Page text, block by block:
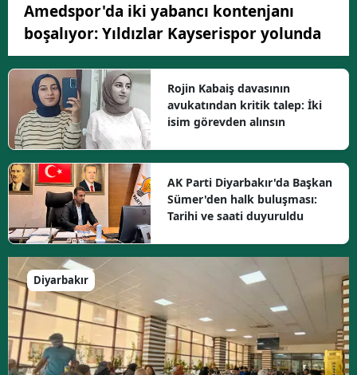
Amedspor'da iki yabancı kontenjanı
boşalıyor: Yıldızlar Kayserispor yolunda
Rojin Kabaiş davasının
avukatından kritik talep: İki
isim görevden alınsın
AK Parti Diyarbakır'da Başkan
Sümer'den halk buluşması:
Tarihi ve saati duyuruldu
Diyarbakır